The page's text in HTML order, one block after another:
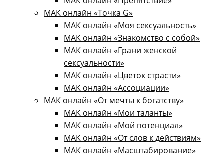
МАК онлайн «Точка G»
МАК онлайн «Моя сексуальность»
МАК онлайн «Знакомство с собой»
МАК онлайн «Грани женской
сексуальности»
МАК онлайн «Цветок страсти»
МАК онлайн «Ассоциации»
МАК онлайн «От мечты к богатству»
МАК онлайн «Мои таланты»
МАК онлайн «Мой потенциал»
МАК онлайн «От слов к действиям»
МАК онлайн «Масштабирование»